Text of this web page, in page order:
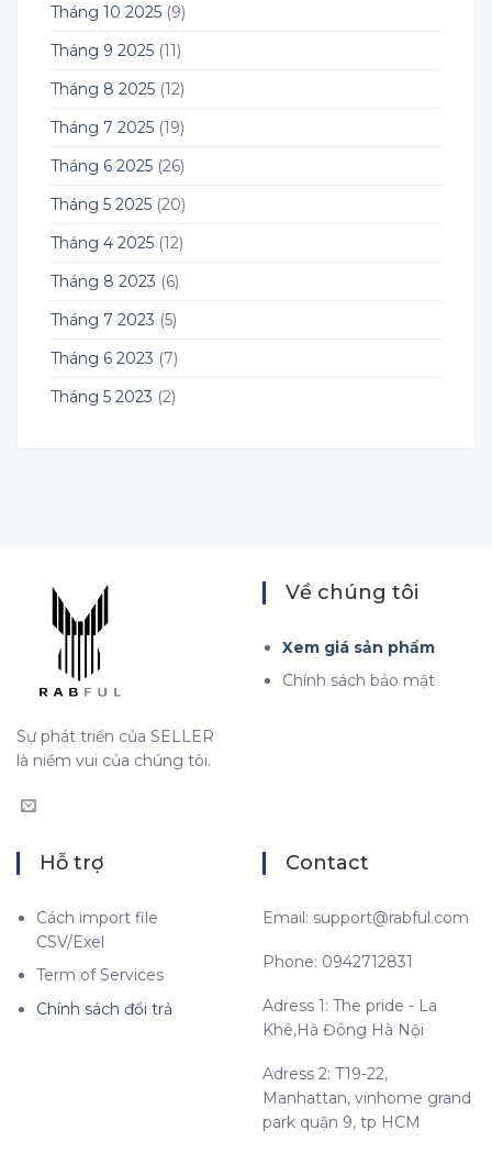
Tháng 10 2025 (9)
Tháng 9 2025 (11)
Tháng 8 2025 (12)
Tháng 7 2025 (19)
Tháng 6 2025 (26)
Tháng 5 2025 (20)
Tháng 4 2025 (12)
Tháng 8 2023 (6)
Tháng 7 2023 (5)
Tháng 6 2023 (7)
Tháng 5 2023 (2)
Sự phát triển của SELLER
là niềm vui của chúng tôi.
Về chúng tôi
Xem giá sản phẩm
Chính sách bảo mật
Hỗ trợ
Cách import file
CSV/Exel
Term of Services
Chính sách đổi trả
Contact
Email: support@rabful.com
Phone: 0942712831
Adress 1: The pride - La
Khê,Hà Đông Hà Nội
Adress 2: T19-22,
Manhattan, vinhome grand
park quận 9, tp HCM